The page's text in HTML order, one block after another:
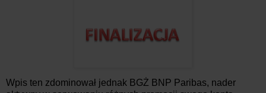
Wpis ten zdominował jednak BGŻ BNP Paribas, nader